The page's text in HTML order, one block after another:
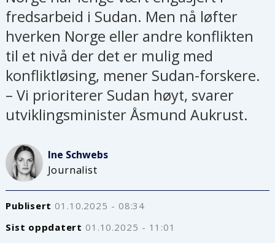
fredsarbeid i Sudan. Men nå løfter
hverken Norge eller andre konflikten
til et nivå der det er mulig med
konfliktløsing, mener Sudan-forskere.
– Vi prioriterer Sudan høyt, svarer
utviklingsminister Åsmund Aukrust.
Ine Schwebs
Journalist
Publisert
01.10.2025 - 08:34
Sist oppdatert
01.10.2025 - 11:01